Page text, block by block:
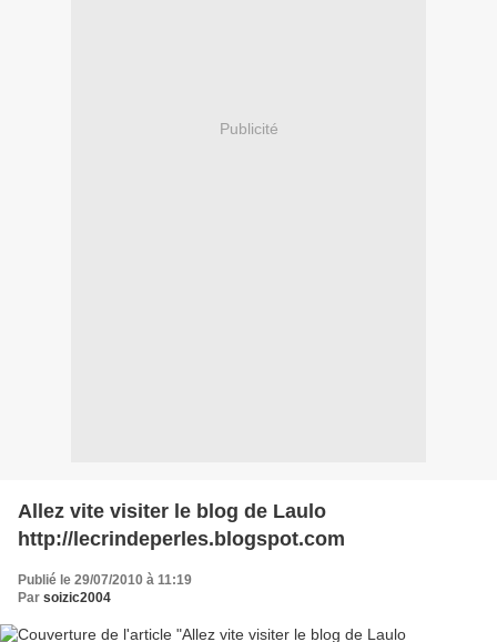
Publicité
Allez vite visiter le blog de Laulo
http://lecrindeperles.blogspot.com
Publié le 29/07/2010 à 11:19
Par soizic2004